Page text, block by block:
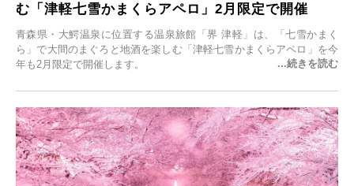
む「津軽七雪かまくらアペロ」2月限定で開催
青森県・大鰐温泉に位置する温泉旅館「界 津軽」は、「七雪かまく
ら」で大間のまぐろと地酒を楽しむ「津軽七雪かまくらアペロ」を今
年も2月限定で開催します。